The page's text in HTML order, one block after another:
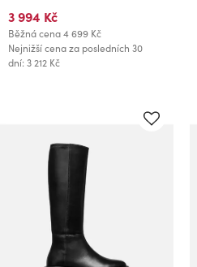
3 994 Kč
Běžná cena4 699 Kč
Nejnižší cena za posledních 30
dní: 3 212 Kč